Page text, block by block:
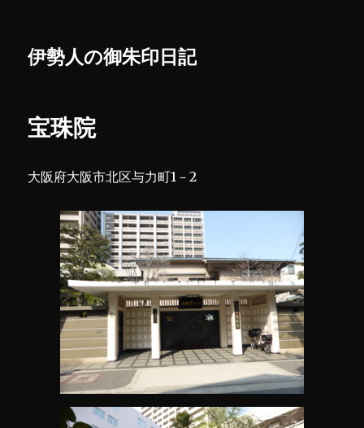
伊勢人の御朱印日記
宝珠院
大阪府大阪市北区与力町1－2